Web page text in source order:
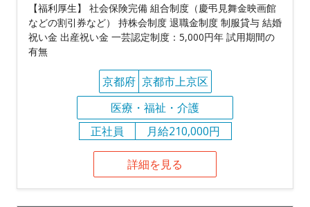
【福利厚生】 社会保険完備 組合制度（慶弔見舞金映画館
などの割引券など） 持株会制度 退職金制度 制服貸与 結婚
祝い金 出産祝い金 一芸認定制度：5,000円年 試用期間の
有無
京都府 京都市上京区
医療・福祉・介護
正社員
月給210,000円
詳細を見る